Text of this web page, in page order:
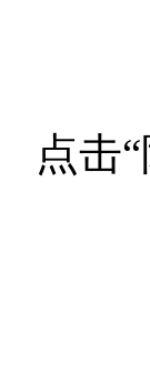
点击